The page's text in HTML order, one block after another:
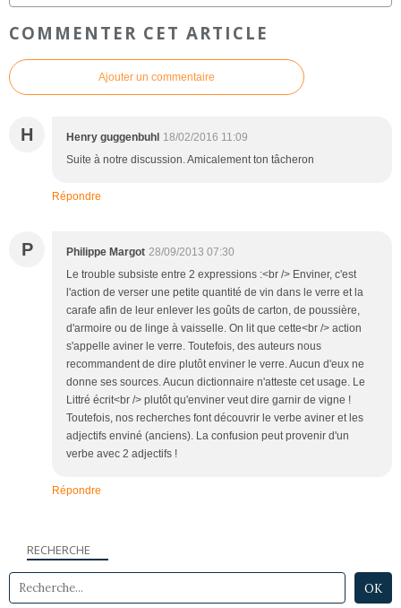
COMMENTER CET ARTICLE
Ajouter un commentaire
H Henry guggenbuhl 18/02/2016 11:09
Suite à notre discussion. Amicalement ton tâcheron
Répondre
P Philippe Margot 28/09/2013 07:30
Le trouble subsiste entre 2 expressions :<br /> Enviner, c'est
l'action de verser une petite quantité de vin dans le verre et la
carafe afin de leur enlever les goûts de carton, de poussière,
d'armoire ou de linge à vaisselle. On lit que cette<br /> action
s'appelle aviner le verre. Toutefois, des auteurs nous
recommandent de dire plutôt enviner le verre. Aucun d'eux ne
donne ses sources. Aucun dictionnaire n'atteste cet usage. Le
Littré écrit<br /> plutôt qu'enviner veut dire garnir de vigne !
Toutefois, nos recherches font découvrir le verbe aviner et les
adjectifs enviné (anciens). La confusion peut provenir d'un
verbe avec 2 adjectifs !
Répondre
RECHERCHE